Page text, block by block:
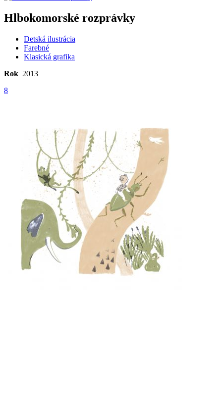
Hlbokomorské rozprávky
Detská ilustrácia
Farebné
Klasická grafika
Rok 2013
8